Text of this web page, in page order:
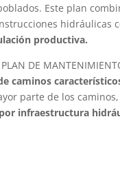
Este plan
hidráulicas
productiva.
PLAN DE
caminos
parte de los
infraestructura